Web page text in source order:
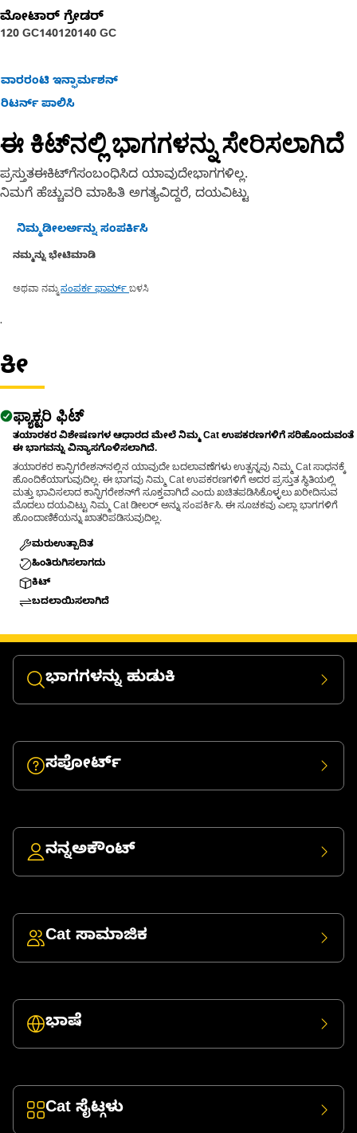
ಮೋಟಾರ್ ಗ್ರೇಡರ್
120 GC140120140 GC
ವಾರರಂಟಿ ಇನ್ಫಾರ್ಮಶನ್
ರಿಟರ್ನ್ ಪಾಲಿಸಿ
ಈ ಕಿಟ್‌ನಲ್ಲಿ ಭಾಗಗಳನ್ನು ಸೇರಿಸಲಾಗಿದೆ
ಪ್ರಸ್ತುತಈಕಿಟ್‌ಗೆಸಂಬಂಧಿಸಿದ ಯಾವುದೇಭಾಗಗಳಿಲ್ಲ.
ನಿಮಗೆ ಹೆಚ್ಚುವರಿ ಮಾಹಿತಿ ಅಗತ್ಯವಿದ್ದರೆ, ದಯವಿಟ್ಟು
ನಿಮ್ಮಡೀಲರ್ಅನ್ನು ಸಂಪರ್ಕಿಸಿ
ನಮ್ಮನ್ನು ಭೇಟಿಮಾಡಿ
ಅಥವಾ ನಮ್ಮಸಂಪರ್ಕ ಫಾರ್ಮ್ಬಳಸಿ
.
ಕೀ
ಫ್ಯಾಕ್ಟರಿ ಫಿಟ್
ತಯಾರಕರ ವಿಶೇಷಣಗಳ ಆಧಾರದ ಮೇಲೆ ನಿಮ್ಮ Cat ಉಪಕರಣಗಳಿಗೆ ಸರಿಹೊಂದುವಂತೆ
ಈ ಭಾಗವನ್ನು ವಿನ್ಯಾಸಗೊಳಿಸಲಾಗಿದೆ.
ತಯಾರಕರ ಕಾನ್ಫಿಗರೇಶನ್‌ನಲ್ಲಿನ ಯಾವುದೇ ಬದಲಾವಣೆಗಳು ಉತ್ಪನ್ನವು ನಿಮ್ಮ Cat ಸಾಧನಕ್ಕೆ
ಹೊಂದಿಕೆಯಾಗುವುದಿಲ್ಲ. ಈ ಭಾಗವು ನಿಮ್ಮ Cat ಉಪಕರಣಗಳಿಗೆ ಅದರ ಪ್ರಸ್ತುತ ಸ್ಥಿತಿಯಲ್ಲಿ
ಮತ್ತು ಭಾವಿಸಲಾದ ಕಾನ್ಫಿಗರೇಶನ್‌ಗೆ ಸೂಕ್ತವಾಗಿದೆ ಎಂದು ಖಚಿತಪಡಿಸಿಕೊಳ್ಳಲು ಖರೀದಿಸುವ
ಮೊದಲು ದಯವಿಟ್ಟು ನಿಮ್ಮ Cat ಡೀಲರ್ ಅನ್ನು ಸಂಪರ್ಕಿಸಿ. ಈ ಸೂಚಕವು ಎಲ್ಲಾ ಭಾಗಗಳಿಗೆ
ಹೊಂದಾಣಿಕೆಯನ್ನು ಖಾತರಿಪಡಿಸುವುದಿಲ್ಲ.
ಮರುಉತ್ಪಾದಿತ
ಹಿಂತಿರುಗಿಸಲಾಗದು
ಕಿಟ್
ಬದಲಾಯಿಸಲಾಗಿದೆ
ಭಾಗಗಳನ್ನು ಹುಡುಕಿ
ಸಪೋರ್ಟ್
ನನ್ನಅಕೌಂಟ್
Cat ಸಾಮಾಜಿಕ
ಭಾಷೆ
Cat ಸೈಟ್ಗಳು